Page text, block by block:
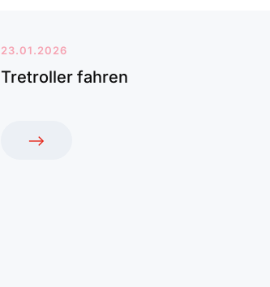
23.01.2026
Tretroller fahren